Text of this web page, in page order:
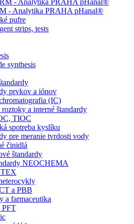
- Analytika PRAHA pHanal®
- Analytika PRAHA pHanal®
pufre
strips, tests
synthesis
prvkov a iónov
(IC)
a interné štandardy
TIOC
spotreba kyslíku
pre meranie tvrdosti vody
činidlá
štandardy
NEOCHEMA
a PBB
a farmaceutika
PFT